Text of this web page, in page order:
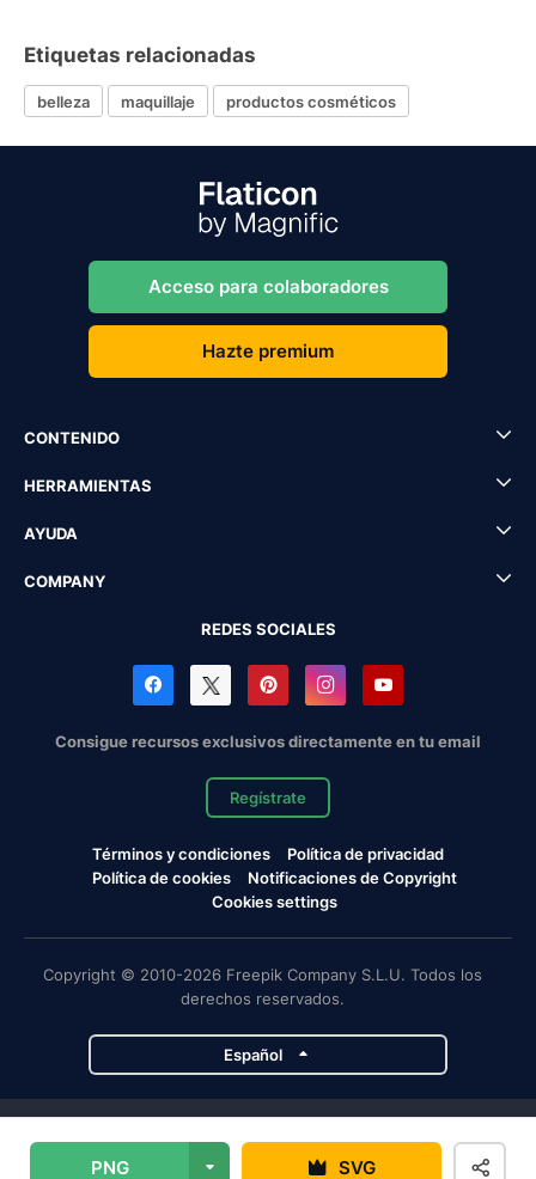
PNG SVG
Etiquetas relacionadas
belleza maquillaje productos cosméticos
Acceso para colaboradores
Hazte premium
CONTENIDO
HERRAMIENTAS
AYUDA
COMPANY
REDES SOCIALES
Consigue recursos exclusivos directamente en tu email
Regístrate
Términos y condiciones
Política de privacidad
Política de cookies
Notificaciones de Copyright
Cookies settings
Copyright © 2010-2026 Freepik Company S.L.U. Todos los
derechos reservados.
Español